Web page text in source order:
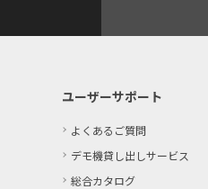
ユーザーサポート
よくあるご質問
デモ機貸し出しサービス
総合カタログ